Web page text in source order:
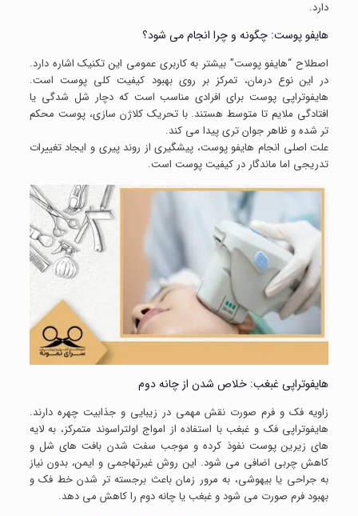
دارد.
هایفو پوست: چگونه و چرا انجام می شود؟
اصطلاح “هایفو پوست” بیشتر به کاربری عمومی این تکنیک اشاره دارد.
در این نوع درمان، تمرکز بر روی بهبود کیفیت کلی پوست است.
هایفوتراپی پوست برای افرادی مناسب است که دچار شل شدگی یا
افتادگی ملایم تا متوسط هستند. با تحریک کلاژن سازی، پوست محکم
تر شده و ظاهر جوان تری پیدا می کند.
علت اصلی انجام هایفو پوست، پیشگیری از روند پیری و ایجاد تغییرات
تدریجی اما ماندگار در کیفیت پوست است.
هایفوتراپی غبغب: خلاص شدن از چانه دوم
زاویه فک و فرم صورت نقش مهمی در زیبایی و جذابیت چهره دارند.
هایفوتراپی فک و غبغب با استفاده از امواج اولتراسوند متمرکز، به لایه
های زیرین پوست نفوذ کرده و موجب سفت شدن بافت های شل و
کاهش چربی اضافی می شود. این روش غیرتهاجمی و ایمن، بدون نیاز
به جراحی یا بیهوشی، به مرور زمان باعث برجسته تر شدن خط فک و
بهبود فرم صورت می شود و غبغب یا چانه دوم را کاهش می دهد.